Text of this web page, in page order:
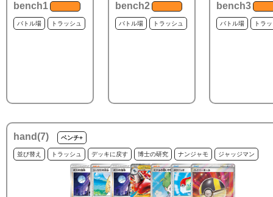
bench1
バトル場 トラッシュ
bench2
バトル場 トラッシュ
bench3
バトル場 トラ
hand(7) ベンチ+
並び替え トラッシュ デッキに戻す 博士の研究 ナンジャモ ジャッジマン